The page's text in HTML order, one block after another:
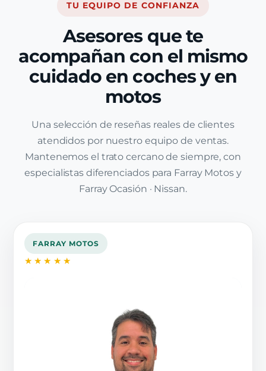
TU EQUIPO DE CONFIANZA
Asesores que te
acompañan con el mismo
cuidado en coches y en
motos
Una selección de reseñas reales de clientes
atendidos por nuestro equipo de ventas.
Mantenemos el trato cercano de siempre, con
especialistas diferenciados para Farray Motos y
Farray Ocasión · Nissan.
FARRAY MOTOS
★★★★★